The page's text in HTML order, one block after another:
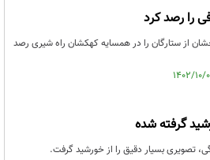
را رصد کرد
از ستارگان را در همسایه کهکشان راه شیری رصد
گرفته شده
تصویری بسیار دقیق را از خورشید گرفت.